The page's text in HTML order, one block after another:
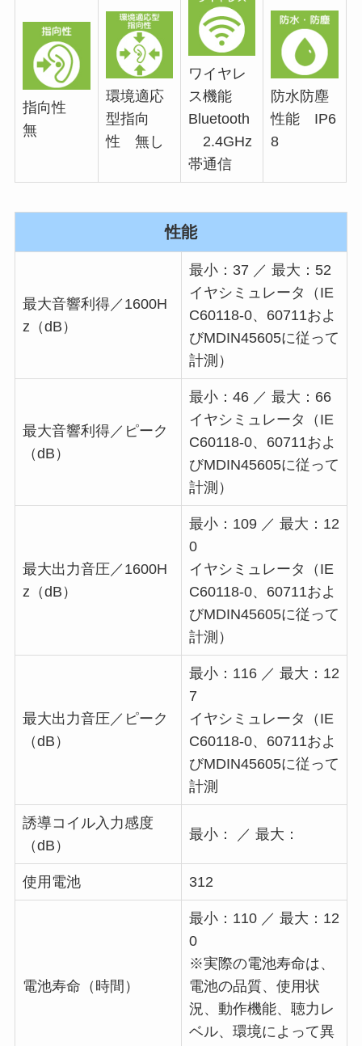
指向性
無
環境適応
型指向
性 無し
ワイヤレ
ス機能
Bluetooth
2.4GHz
帯通信
防水防塵
性能 IP6
8
性能
最大音響利得／1600H
z（dB）
最小：37 ／ 最大：52
イヤシミュレータ（IE
C60118-0、60711およ
びMDIN45605に従って
計測）
最大音響利得／ピーク
（dB）
最小：46 ／ 最大：66
イヤシミュレータ（IE
C60118-0、60711およ
びMDIN45605に従って
計測）
最大出力音圧／1600H
z（dB）
最小：109 ／ 最大：12
0
イヤシミュレータ（IE
C60118-0、60711およ
びMDIN45605に従って
計測）
最大出力音圧／ピーク
（dB）
最小：116 ／ 最大：12
7
イヤシミュレータ（IE
C60118-0、60711およ
びMDIN45605に従って
計測
誘導コイル入力感度
（dB）
最小： ／ 最大：
使用電池 312
電池寿命（時間）
最小：110 ／ 最大：12
0
※実際の電池寿命は、
電池の品質、使用状
況、動作機能、聴力レ
ベル、環境によって異